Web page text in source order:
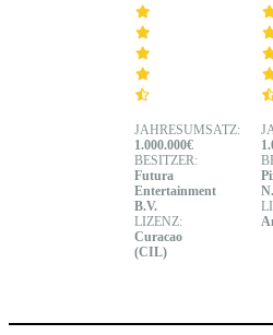
JAHRESUMSATZ:
1.000.000€
BESITZER:
Futura
Entertainment
B.V.
LIZENZ:
Curacao
(CIL)